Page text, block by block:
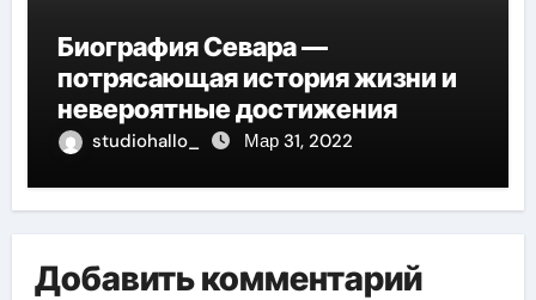
Биография Севара —
потрясающая история жизни и
невероятные достижения
studiohallo_ Мар 31, 2022
Добавить комментарий